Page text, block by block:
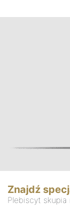
Znajdź
Plebiscyt